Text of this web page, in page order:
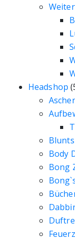
Headshop
Blunts
Body
Bong